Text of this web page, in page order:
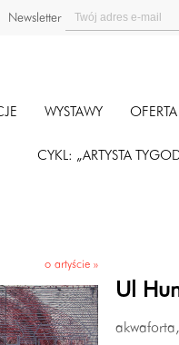
Newsletter
WYSTAWY
CYKL: „ARTYSTA
o artyście »
Ul